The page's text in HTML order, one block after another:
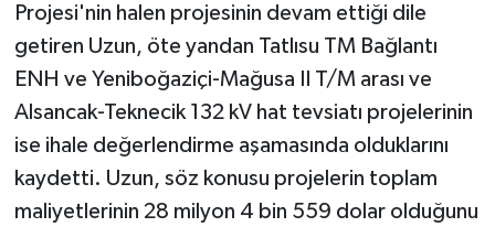
Projesi'nin halen projesinin devam ettiği dile
getiren Uzun, öte yandan Tatlısu TM Bağlantı
ENH ve Yeniboğaziçi-Mağusa II T/M arası ve
Alsancak-Teknecik 132 kV hat tevsiatı projelerinin
ise ihale değerlendirme aşamasında olduklarını
kaydetti. Uzun, söz konusu projelerin toplam
maliyetlerinin 28 milyon 4 bin 559 dolar olduğunu